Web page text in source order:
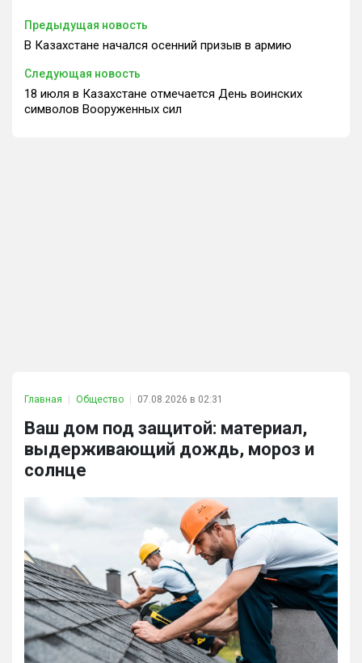
Предыдущая новость
В Казахстане начался осенний призыв в армию
Следующая новость
18 июля в Казахстане отмечается День воинских
символов Вооруженных сил
Главная Общество 07.08.2026 в 02:31
Ваш дом под защитой: материал,
выдерживающий дождь, мороз и
солнце